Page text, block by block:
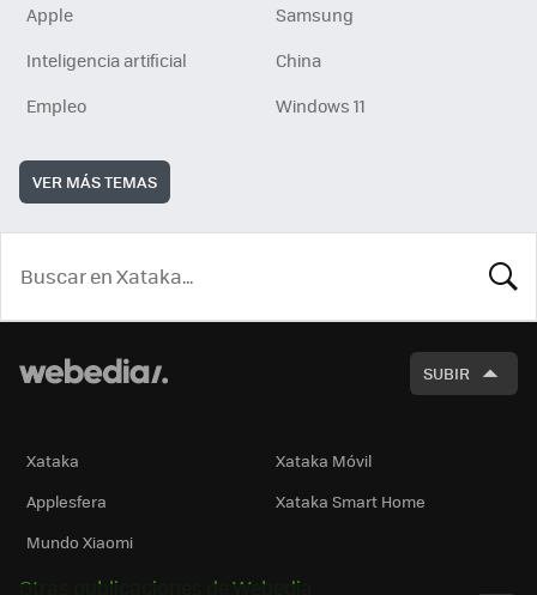
Apple
Samsung
Inteligencia artificial
China
Empleo
Windows 11
VER MÁS TEMAS
SUBIR
Xataka
Xataka Móvil
Applesfera
Xataka Smart Home
Mundo Xiaomi
Otras publicaciones de Webedia